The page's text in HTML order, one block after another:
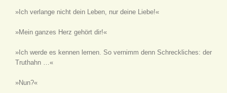
»Ich verlange nicht dein Leben, nur deine Liebe!«
»Mein ganzes Herz gehört dir!«
»Ich werde es kennen lernen. So vernimm denn Schreckliches: der
Truthahn …«
»Nun?«